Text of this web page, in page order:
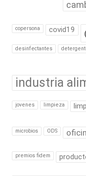
copersona covid19
desinfectantes
industria
jovenes limpieza
microbios ODS
premios fidem